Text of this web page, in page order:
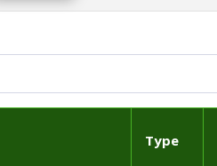
Type